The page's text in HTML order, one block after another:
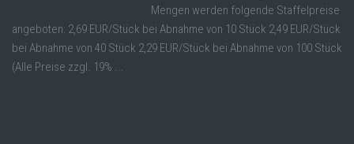
Mengen werden folgende Staffelpreise
angeboten: 2,69 EUR/Stück bei Abnahme von 10 Stück 2,49 EUR/Stück
bei Abnahme von 40 Stück 2,29 EUR/Stück bei Abnahme von 100 Stück
(Alle Preise zzgl. 19% ...